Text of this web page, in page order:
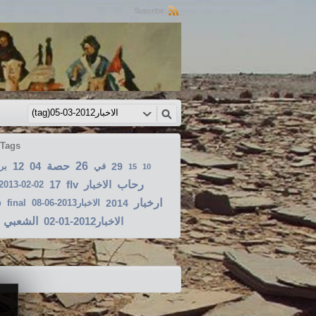
Suscribir:
12 04 حصة 26 في 29 15 10
02-02 17 flv الاخبار
رحاب
final الاخبار2013-06-08 2014
ارخبار
الشعبي
الاخبار2012-01-02